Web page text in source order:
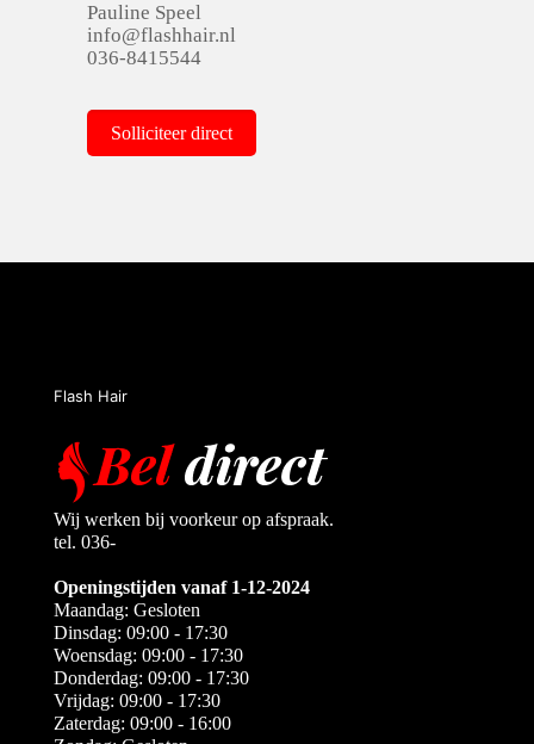
Pauline Speel
info@flashhair.nl
036-8415544
Solliciteer direct
Flash Hair
Wij werken bij voorkeur op afspraak.
tel. 036-
Openingstijden vanaf 1-12-2024
Maandag: Gesloten
Dinsdag: 09:00 - 17:30
Woensdag: 09:00 - 17:30
Donderdag: 09:00 - 17:30
Vrijdag: 09:00 - 17:30
Zaterdag: 09:00 - 16:00